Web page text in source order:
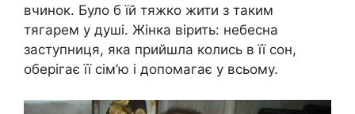
вчинок. Було б їй тяжко жити з таким
тягарем у душі. Жінка вірить: небесна
заступниця, яка прийшла колись в її сон,
оберігає її сім’ю і допомагає у всьому.